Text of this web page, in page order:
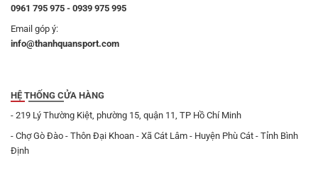
0961 795 975 - 0939 975 995
Email góp ý:
info@thanhquansport.com
HỆ THỐNG CỬA HÀNG
- 219 Lý Thường Kiệt, phường 15, quận 11, TP Hồ Chí Minh
- Chợ Gò Đào - Thôn Đại Khoan - Xã Cát Lâm - Huyện Phù Cát - Tỉnh Bình
Định